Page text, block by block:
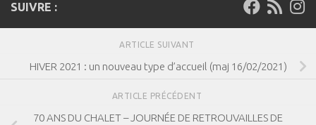
SUIVRE :
ARTICLE SUIVANT
HIVER 2021 : un nouveau type d’accueil (maj 16/02/2021)
ARTICLE PRÉCÉDENT
70 ANS DU CHALET – JOURNÉE DE RETROUVAILLES DE